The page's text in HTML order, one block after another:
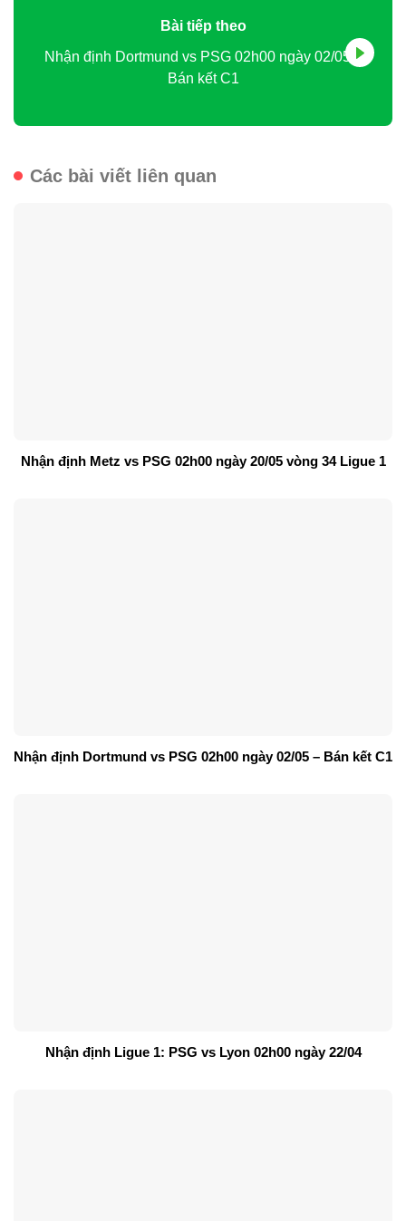
Bài tiếp theo
Nhận định Dortmund vs PSG 02h00 ngày 02/05 –
Bán kết C1
Các bài viết liên quan
Nhận định Metz vs PSG 02h00 ngày 20/05 vòng 34 Ligue 1
Nhận định Dortmund vs PSG 02h00 ngày 02/05 – Bán kết C1
Nhận định Ligue 1: PSG vs Lyon 02h00 ngày 22/04